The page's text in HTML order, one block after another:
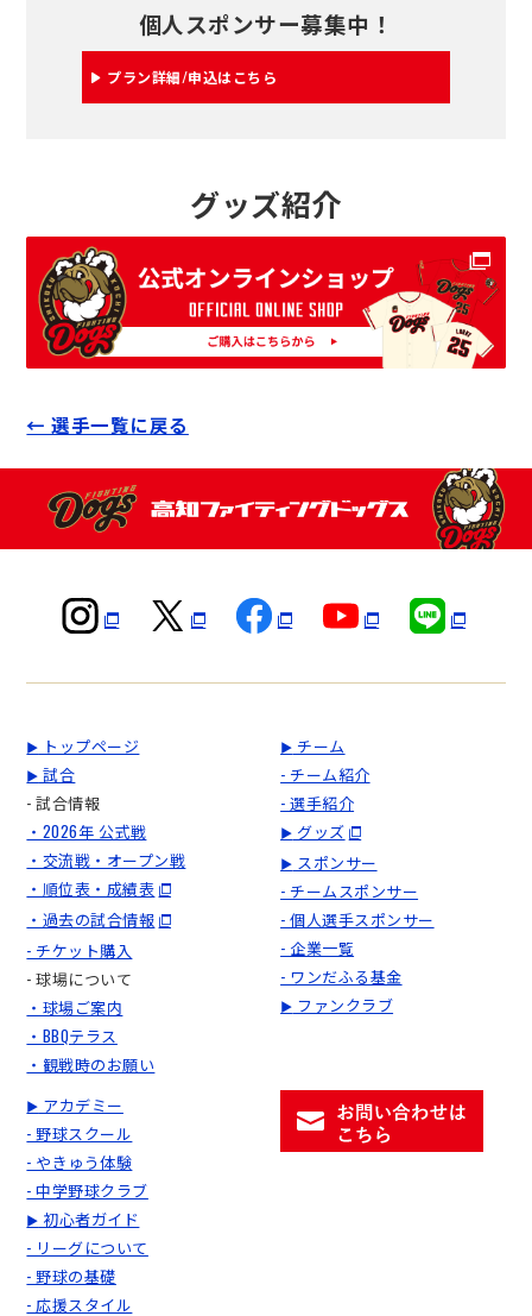
個人スポンサー募集中！
プラン詳細/申込はこちら
グッズ紹介
← 選手一覧に戻る
▶ トップページ
▶ 試合
- 試合情報
・2026年 公式戦
・交流戦・オープン戦
・順位表・成績表
・過去の試合情報
- チケット購入
- 球場について
・球場ご案内
・BBQテラス
・観戦時のお願い
▶ チーム
- チーム紹介
- 選手紹介
▶ グッズ
▶ スポンサー
- チームスポンサー
- 個人選手スポンサー
- 企業一覧
- ワンだふる基金
▶ ファンクラブ
▶ アカデミー
- 野球スクール
- やきゅう体験
- 中学野球クラブ
▶ 初心者ガイド
- リーグについて
- 野球の基礎
- 応援スタイル